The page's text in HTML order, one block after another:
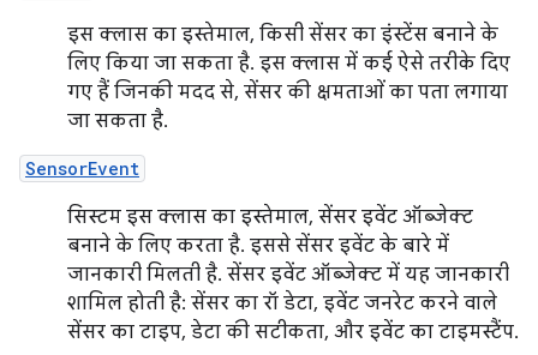
इस क्लास का इस्तेमाल, किसी सेंसर का इंस्टेंस बनाने के
लिए किया जा सकता है. इस क्लास में कई ऐसे तरीके दिए
गए हैं जिनकी मदद से, सेंसर की क्षमताओं का पता लगाया
जा सकता है.
SensorEvent
सिस्टम इस क्लास का इस्तेमाल, सेंसर इवेंट ऑब्जेक्ट
बनाने के लिए करता है. इससे सेंसर इवेंट के बारे में
जानकारी मिलती है. सेंसर इवेंट ऑब्जेक्ट में यह जानकारी
शामिल होती है: सेंसर का रॉ डेटा, इवेंट जनरेट करने वाले
सेंसर का टाइप, डेटा की सटीकता, और इवेंट का टाइमस्टैंप.